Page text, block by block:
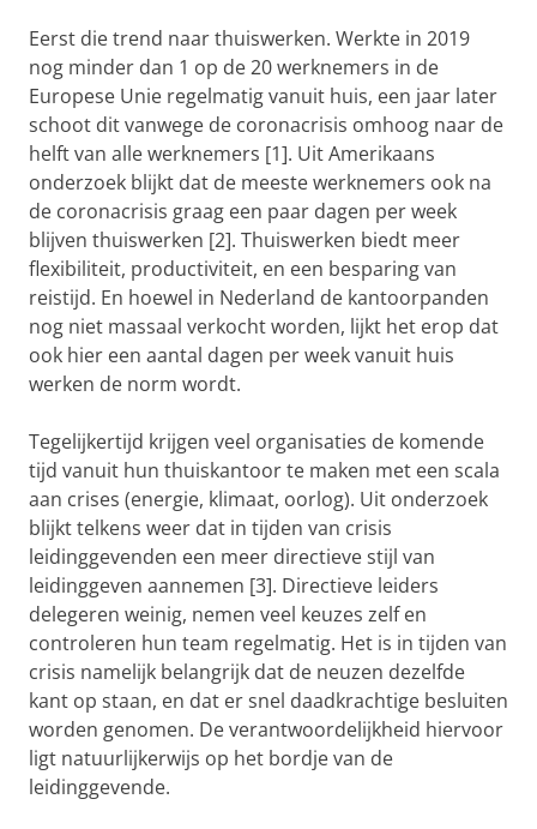
Eerst die trend naar thuiswerken. Werkte in 2019
nog minder dan 1 op de 20 werknemers in de
Europese Unie regelmatig vanuit huis, een jaar later
schoot dit vanwege de coronacrisis omhoog naar de
helft van alle werknemers [1]. Uit Amerikaans
onderzoek blijkt dat de meeste werknemers ook na
de coronacrisis graag een paar dagen per week
blijven thuiswerken [2]. Thuiswerken biedt meer
flexibiliteit, productiviteit, en een besparing van
reistijd. En hoewel in Nederland de kantoorpanden
nog niet massaal verkocht worden, lijkt het erop dat
ook hier een aantal dagen per week vanuit huis
werken de norm wordt.
Tegelijkertijd krijgen veel organisaties de komende
tijd vanuit hun thuiskantoor te maken met een scala
aan crises (energie, klimaat, oorlog). Uit onderzoek
blijkt telkens weer dat in tijden van crisis
leidinggevenden een meer directieve stijl van
leidinggeven aannemen [3]. Directieve leiders
delegeren weinig, nemen veel keuzes zelf en
controleren hun team regelmatig. Het is in tijden van
crisis namelijk belangrijk dat de neuzen dezelfde
kant op staan, en dat er snel daadkrachtige besluiten
worden genomen. De verantwoordelijkheid hiervoor
ligt natuurlijkerwijs op het bordje van de
leidinggevende.